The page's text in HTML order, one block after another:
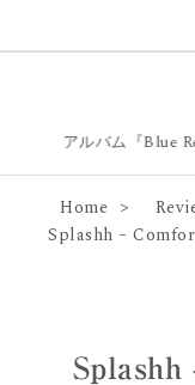
1stアルバム『Blue
Home
Splashh –
Splashh